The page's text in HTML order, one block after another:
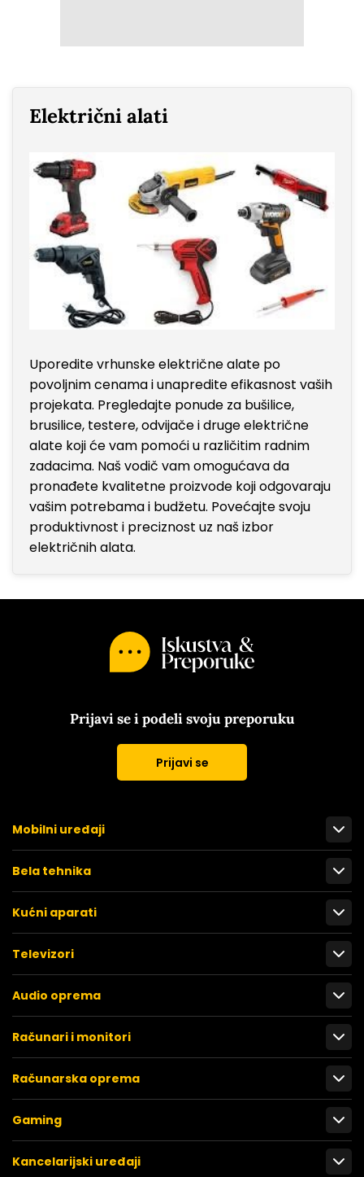
Električni alati
Uporedite vrhunske električne alate po
povoljnim cenama i unapredite efikasnost vaših
projekata. Pregledajte ponude za bušilice,
brusilice, testere, odvijače i druge električne
alate koji će vam pomoći u različitim radnim
zadacima. Naš vodič vam omogućava da
pronađete kvalitetne proizvode koji odgovaraju
vašim potrebama i budžetu. Povećajte svoju
produktivnost i preciznost uz naš izbor
električnih alata.
Prijavi se i podeli svoju preporuku
Prijavi se
Mobilni uređaji
Bela tehnika
Kućni aparati
Televizori
Audio oprema
Računari i monitori
Računarska oprema
Gaming
Kancelarijski uređaji